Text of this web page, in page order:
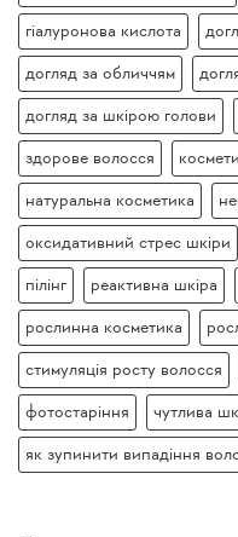
гіалуронова кислота
догляд за обличчям
догляд за шкірою голови
здорове волосся
натуральна косметика
оксидативний стрес шкіри
пілінг реактивна шкіра
рослинна косметика
стимуляція росту волосся
фотостаріння чутлива
як зупинити випадіння